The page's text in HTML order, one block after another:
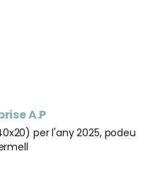
A.P
per l'any 2025, podeu